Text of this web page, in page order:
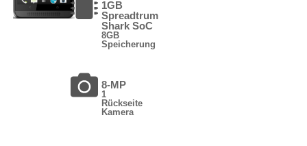
1GB
Spreadtrum
Shark SoC
8GB
Speicherung
8-MP
1
Rückseite
Kamera